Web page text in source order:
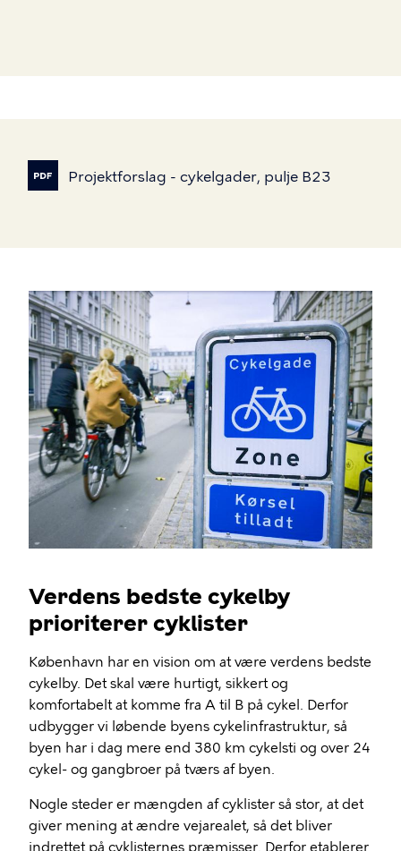
Projektforslag - cykelgader, pulje B23
Billede
Verdens bedste cykelby
prioriterer cyklister
København har en vision om at være verdens bedste
cykelby. Det skal være hurtigt, sikkert og
komfortabelt at komme fra A til B på cykel. Derfor
udbygger vi løbende byens cykelinfrastruktur, så
byen har i dag mere end 380 km cykelsti og over 24
cykel- og gangbroer på tværs af byen.
Nogle steder er mængden af cyklister så stor, at det
giver mening at ændre vejarealet, så det bliver
indrettet på cyklisternes præmisser. Derfor etablerer